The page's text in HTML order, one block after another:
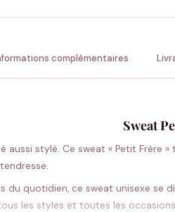
complémentaires
Sweat
aussi stylé. Ce sweat « Petit
quotidien, ce sweat unisexe
les styles et toutes les